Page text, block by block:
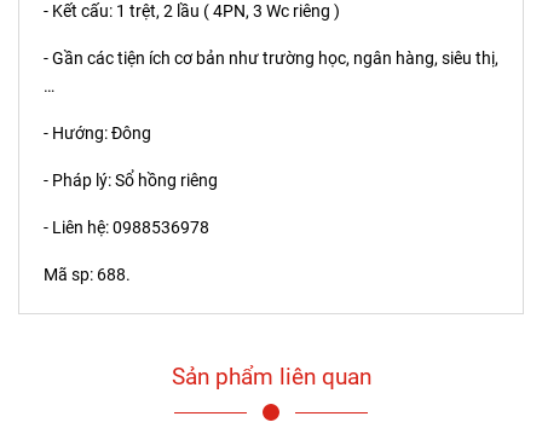
- Kết cấu: 1 trệt, 2 lầu ( 4PN, 3 Wc riêng )
- Gần các tiện ích cơ bản như trường học, ngân hàng, siêu thị,
…
- Hướng: Đông
- Pháp lý: Sổ hồng riêng
- Liên hệ: 0988536978
Mã sp: 688.
Sản phẩm liên quan